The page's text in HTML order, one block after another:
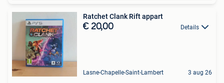
Ratchet Clank Rift appart
€ 20,00 Details
Lasne-Chapelle-Saint-Lambert 3 aug 26